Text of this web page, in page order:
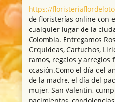
https://
de floristerías online con
cualquier lugar de la
Colombia. Entregamos
Orquideas, Cartuchos,
ramos, regalos y arreglos
ocasión.Como el día del
de la madre, el día del
mujer, San Valentin,